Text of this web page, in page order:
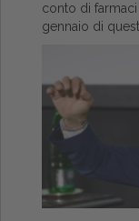
conto di
gennaio di